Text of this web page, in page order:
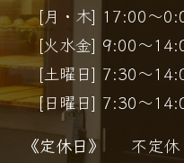
[月・木] 17:00～
[火水金] 9:00～
[土曜日] 7:30～
[日曜日] 7:30～
《定休日》
不定休